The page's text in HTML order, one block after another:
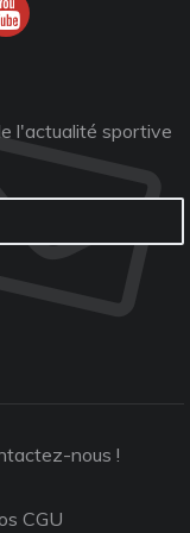
l'actualité sportive
nous !
CGU